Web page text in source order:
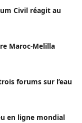
Civil réagit au
Maroc-Melilla
forums sur l’eau
en ligne mondial